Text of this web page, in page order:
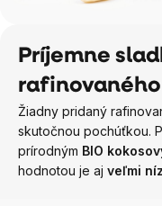
Príjemne
Žiadny pridaný
skutočnou pochúťkou.
prírodným BIO
hodnotou je aj veľmi